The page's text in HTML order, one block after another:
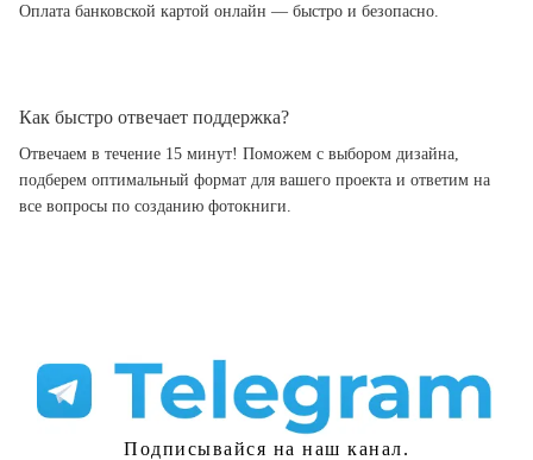
Оплата банковской картой онлайн — быстро и безопасно.
Как быстро отвечает поддержка?
Отвечаем в течение 15 минут! Поможем с выбором дизайна,
подберем оптимальный формат для вашего проекта и ответим на
все вопросы по созданию фотокниги.
Подписывайся на наш канал.